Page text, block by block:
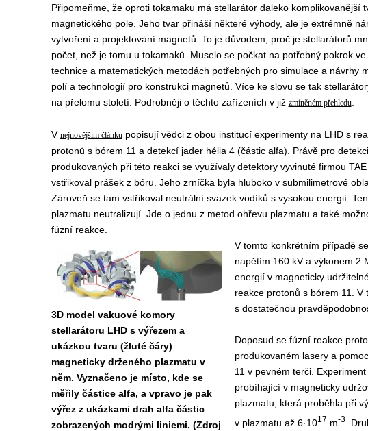
Připomeňme, že oproti tokamaku má stellarátor daleko komplikovanější
magnetického pole. Jeho tvar přináší některé výhody, ale je extrémně
vytvoření a projektování magnetů. To je důvodem, proč je stellarátorů
počet, než je tomu u tokamaků. Muselo se počkat na potřebný pokrok
technice a matematických metodách potřebných pro simulace a návrhy
polí a technologií pro konstrukci magnetů. Více ke slovu se tak
na přelomu století. Podrobněji o těchto zařízeních v již zmíněném přehledu.
V nejnovějším článkupopisují vědci z obou institucí experimenty na LHD s
protonů s bórem 11 a detekcí jader hélia 4 (částic alfa). Právě pro
produkovaných při této reakci se využívaly detektory vyvinuté firmou
vstřikoval prášek z bóru. Jeho zrníčka byla hluboko v submilimetrové
Zároveň se tam vstřikoval neutrální svazek vodíků s vysokou energií.
plazmatu neutralizují. Jde o jednu z metod ohřevu plazmatu a také
fúzní reakce.
3D model vakuové komory
stellarátoru LHD s výřezem a
ukázkou tvaru (žluté čáry)
magneticky drženého plazmatu v
něm. Vyznačeno je místo, kde se
měřily částice alfa, a vpravo je pak
výřez z ukázkami drah alfa částic
zobrazených modrými liniemi. (Zdroj
V tomto konkrétním případě
napětím 160 kV a výkonem 2
energií v magneticky
reakce protonů s bórem 11.
s dostatečnou
Doposud se fúzní reakce
produkovaném lasery a
11 v pevném terči.
probíhající v magneticky
plazmatu, která proběhla při
v plazmatu až 6·1017 m-3.